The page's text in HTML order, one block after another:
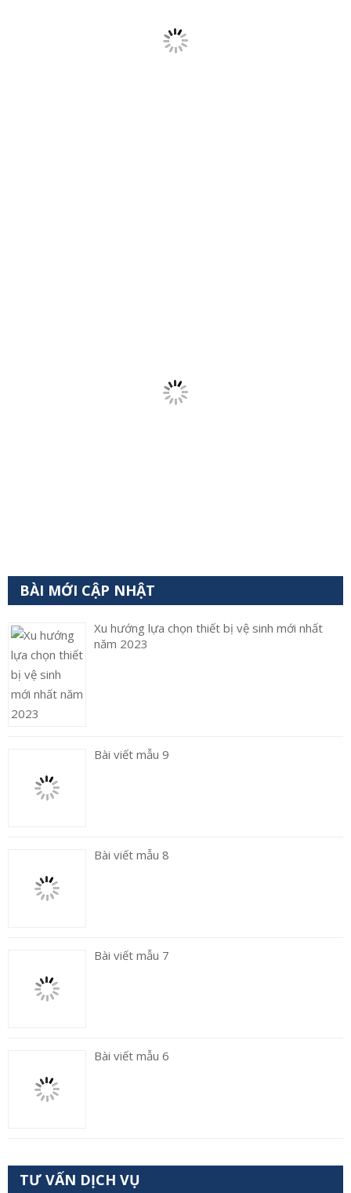
BÀI MỚI CẬP NHẬT
Xu hướng lựa chọn thiết bị vệ sinh mới nhất
năm 2023
Bài viết mẫu 9
Bài viết mẫu 8
Bài viết mẫu 7
Bài viết mẫu 6
TƯ VẤN DỊCH VỤ